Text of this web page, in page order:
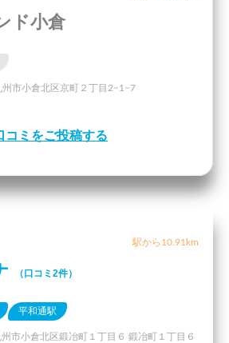
ド小倉
市小倉北区京町２丁目2−1−7
コミをご投稿する
駅から10.91km
（口コミ2件）
平和通駅
市小倉北区鍛冶町１丁目６ 鍛冶町１丁目６